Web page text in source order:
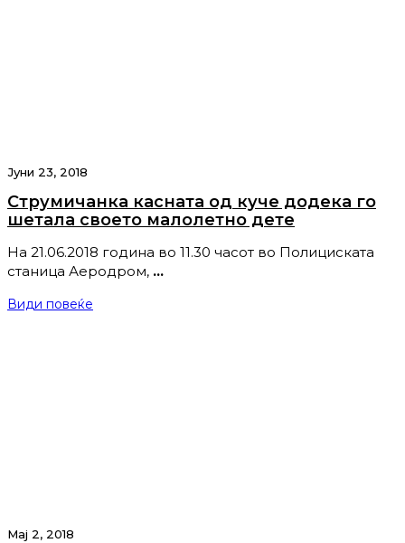
Јуни 23, 2018
Струмичанка касната од куче додека го
шетала своето малолетно дете
На 21.06.2018 година во 11.30 часот во Полициската
станица Аеродром, …
Види повеќе
Мај 2, 2018